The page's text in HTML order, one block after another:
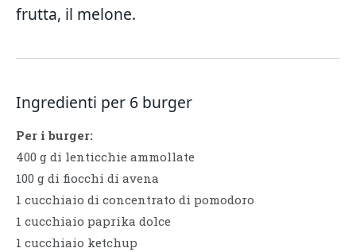
frutta, il melone.
Ingredienti per 6 burger
Per i burger:
400 g di lenticchie ammollate
100 g di fiocchi di avena
1 cucchiaio di concentrato di pomodoro
1 cucchiaio paprika dolce
1 cucchiaio ketchup